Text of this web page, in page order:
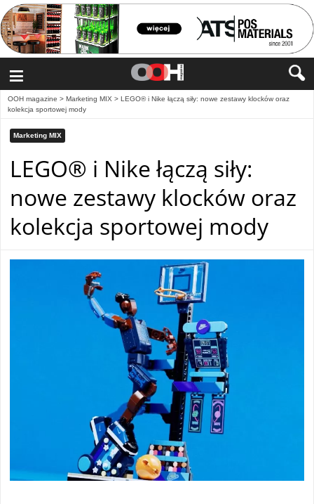
≡
OOH magazine > Marketing MIX > LEGO® i Nike łączą siły: nowe zestawy klocków oraz
kolekcja sportowej mody
Marketing MIX
LEGO® i Nike łączą siły:
nowe zestawy klocków oraz
kolekcja sportowej mody